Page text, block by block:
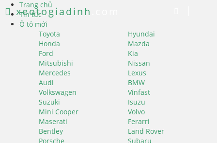
Trang chủ
Tin tức
Ô tô mới
Toyota
Hyundai
Honda
Mazda
Ford
Kia
Mitsubishi
Nissan
Mercedes
Lexus
Audi
BMW
Volkswagen
Vinfast
Suzuki
Isuzu
Mini Cooper
Volvo
Maserati
Ferarri
Bentley
Land Rover
Porsche
Subaru
xeotogiadinh